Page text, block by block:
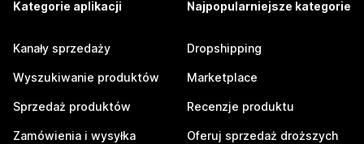
Kategorie aplikacji
Kanały sprzedaży
Wyszukiwanie produktów
Sprzedaż produktów
Zamówienia i wysyłka
Najpopularniejsze kategorie
Dropshipping
Marketplace
Recenzje produktu
Oferuj sprzedaż droższych